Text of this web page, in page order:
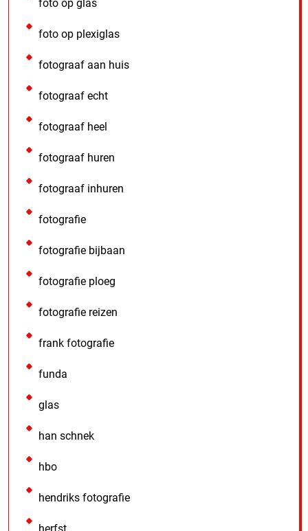
foto op glas
foto op plexiglas
fotograaf aan huis
fotograaf echt
fotograaf heel
fotograaf huren
fotograaf inhuren
fotografie
fotografie bijbaan
fotografie ploeg
fotografie reizen
frank fotografie
funda
glas
han schnek
hbo
hendriks fotografie